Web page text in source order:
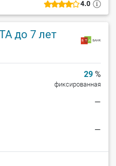
4.0
до 7 лет
29 %
фиксированная
—
—